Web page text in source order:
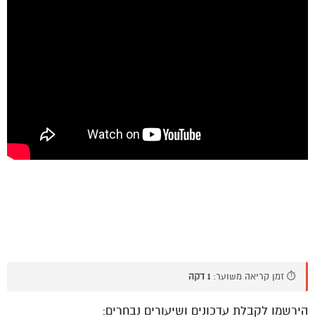
⏱️ זמן קריאה משוער: 1 דקה
הירשמו לקבלת עדכונים ושיעורים נבחרים: